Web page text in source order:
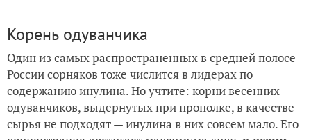
Корень одуванчика
Один из самых распространенных в средней полосе
России сорняков тоже числится в лидерах по
содержанию инулина. Но учтите: корни весенних
одуванчиков, выдернутых при прополке, в качестве
сырья не подходят — инулина в них совсем мало. Его